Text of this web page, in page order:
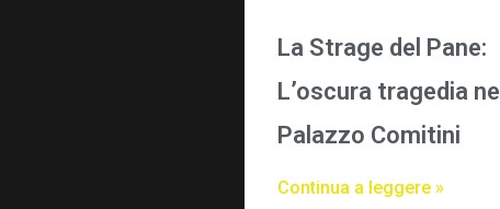
La Strage del Pane:
L’oscura tragedia nel
Palazzo Comitini
Continua a leggere »